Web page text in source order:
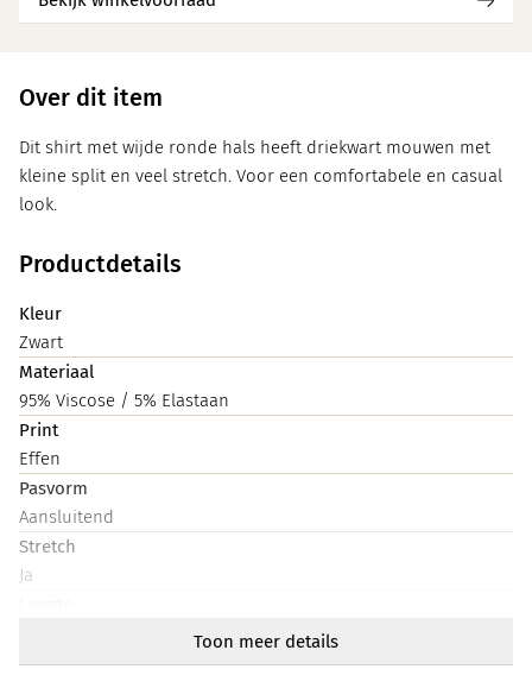
Over dit item
Dit shirt met wijde ronde hals heeft driekwart mouwen met
kleine split en veel stretch. Voor een comfortabele en casual
look.
Productdetails
Kleur
Zwart
Materiaal
95% Viscose / 5% Elastaan
Print
Effen
Pasvorm
Aansluitend
Stretch
Ja
Halslijn
Toon meer details